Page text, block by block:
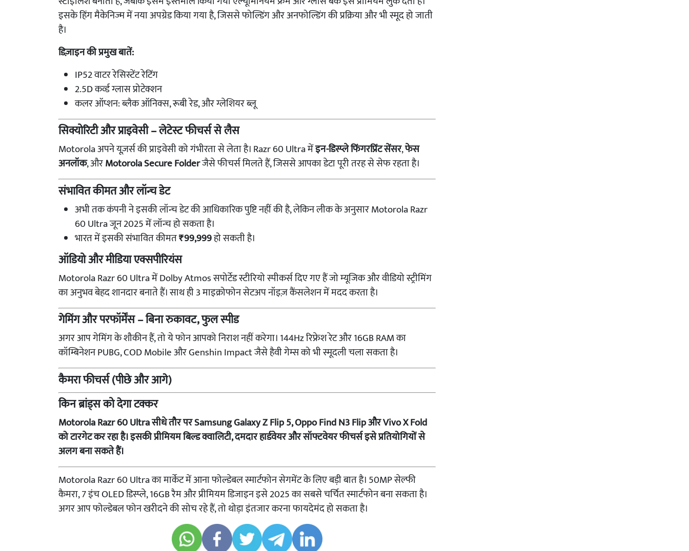
इसके हिंग मैकेनिज्म में नया अपग्रेड किया गया है, जिससे फोल्डिंग और अनफोल्डिंग की प्रक्रिया और भी स्मूद हो जाती
है।
डिज़ाइन की प्रमुख बातें:
IP52 वाटर रेसिस्टेंट रेटिंग
2.5D कर्व्ड ग्लास प्रोटेक्शन
कलर ऑप्शन: ब्लैक ऑनिक्स, रूबी रेड, और ग्लेशियर ब्लू
सिक्योरिटी और प्राइवेसी – लेटेस्ट फीचर्स से लैस
Motorola अपने यूज़र्स की प्राइवेसी को गंभीरता से लेता है। Razr 60 Ultra मेंइन-डिस्प्ले फिंगरप्रिंट सेंसर,फेस
अनलॉक, औरMotorola Secure Folderजैसे फीचर्स मिलते हैं, जिससे आपका डेटा पूरी तरह से सेफ रहता है।
संभावित कीमत और लॉन्च डेट
अभी तक कंपनी ने इसकी लॉन्च डेट की आधिकारिक पुष्टि नहीं की है, लेकिन लीक के अनुसार Motorola Razr
60 Ultra जून 2025 में लॉन्च हो सकता है।
भारत में इसकी संभावित कीमत₹99,999हो सकती है।
ऑडियो और मीडिया एक्सपीरियंस
Motorola Razr 60 Ultra में Dolby Atmos सपोर्टेड स्टीरियो स्पीकर्स दिए गए हैं जो म्यूजिक और वीडियो स्ट्रीमिंग
का अनुभव बेहद शानदार बनाते हैं। साथ ही 3 माइक्रोफोन सेटअप नॉइज़ कैंसलेशन में मदद करता है।
गेमिंग और परफॉर्मेंस – बिना रुकावट, फुल स्पीड
अगर आप गेमिंग के शौकीन हैं, तो ये फोन आपको निराश नहीं करेगा। 144Hz रिफ्रेश रेट और 16GB RAM का
कॉम्बिनेशन PUBG, COD Mobile और Genshin Impact जैसे हैवी गेम्स को भी स्मूदली चला सकता है।
कैमरा फीचर्स (पीछे और आगे)
किन ब्रांड्स को देगा टक्कर
Motorola Razr 60 Ultra सीधे तौर पर Samsung Galaxy Z Flip 5, Oppo Find N3 Flip और Vivo X Fold
को टारगेट कर रहा है। इसकी प्रीमियम बिल्ड क्वालिटी, दमदार हार्डवेयर और सॉफ्टवेयर फीचर्स इसे प्रतियोगियों से
अलग बना सकते हैं।
Motorola Razr 60 Ultra का मार्केट में आना फोल्डेबल स्मार्टफोन सेगमेंट के लिए बड़ी बात है। 50MP सेल्फी
कैमरा, 7 इंच OLED डिस्प्ले, 16GB रैम और प्रीमियम डिजाइन इसे 2025 का सबसे चर्चित स्मार्टफोन बना सकता है।
अगर आप फोल्डेबल फोन खरीदने की सोच रहे हैं, तो थोड़ा इंतजार करना फायदेमंद हो सकता है।